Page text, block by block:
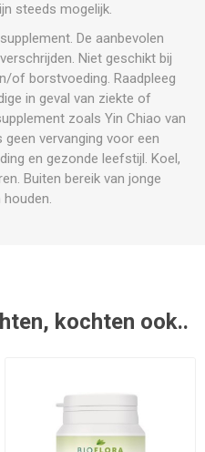
steeds mogelijk.
De aanbevolen
Niet geschikt bij
of borstvoeding. Raadpleeg
in geval van ziekte of
zoals Yin Chiao van
vervanging voor een
en gezonde leefstijl. Koel,
Buiten bereik van jonge
houden.
kochten ook..